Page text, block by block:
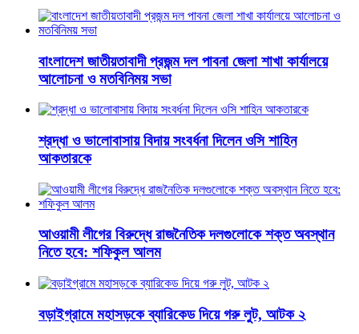
বাংলাদেশ জাতীয়তাবাদী প্রজন্ম দল পাবনা জেলা শাখা কার্যালয়ে
আলোচনা ও মতবিনিময় সভা
শ্রদ্ধা ও ভালোবাসায় বিদায় সংবর্ধনা দিলেন ওসি শাহিন
আকতারকে
আওয়ামী লীগের বিরুদ্ধে রাজনৈতিক দলগুলোকে শক্ত অবস্থান
নিতে হবে: শফিকুল আলম
বড়াইগ্রামে মহাসড়কে ব্যারিকেড দিয়ে গরু লুট, আটক ২